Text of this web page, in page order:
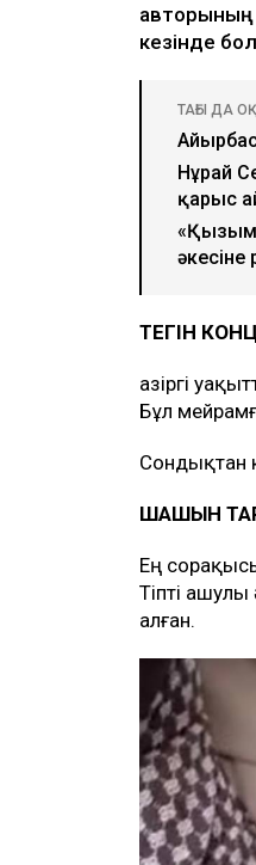
авторының
кезінде
ТАҒЫ ДА
Нұрай
қарғыс
әкесіне
ТЕГІН
Қазіргі
Бұл
Сондықтан
ШАШЫН
Ең сорақысы
Тіпті
алған.